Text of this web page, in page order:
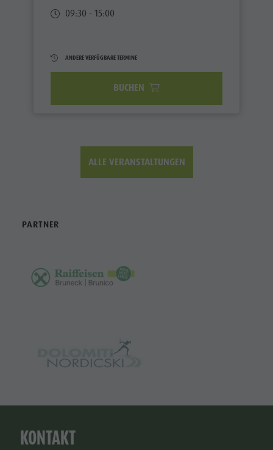
09:30 - 15:00
ANDERE VERFÜGBARE TERMINE
BUCHEN
ALLE VERANSTALTUNGEN
PARTNER
KONTAKT